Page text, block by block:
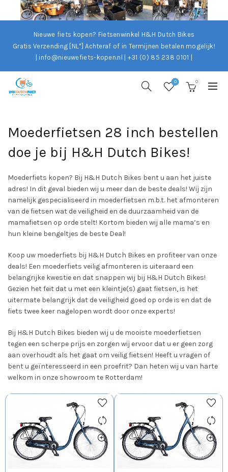
Nieuwe fiets kopen? Fietsenwinkel H&H Dutch Bikes
Gratis Verzending [NL*] Achteraf of in Termijnen betalen mogelijk!
| info@nieuwefiets-kopen.nl | +31 (0) 85 238 0101 |
0 0
Moederfietsen 28 inch bestellen
doe je bij H&H Dutch Bikes!
Moederfiets kopen? Bij H&H Dutch Bikes bent u aan het juiste
adres! In dit geval bieden wij u meer dan de beste deals! Wij zijn
namelijk gespecialiseerd in moederfietsen m.b.t. het afmonteren
van de fietsen wat de veiligheid en de duurzaamheid van de
mamafietsen op orde stelt! Kortom bieden wij alle mama’s en
hun kleine bengeltjes de beste Deal!
Koop uw moederfiets bij H&H Dutch Bikes en profiteer van onze
deals! Een moederfiets veilig afmonteren is uiteraard een
belangrijke kwestie en dat snappen wij bij H&H Dutch Bikes!
Gezien het feit dat u met een kleintje(s) gaat fietsen, is het
uitermate belangrijk dat de veiligheid goed op orde is en dat de
fiets twee keer nagelopen wordt door onze experts!
Bij H&H Dutch Bikes bieden wij u de mooiste moederfietsen
tegen een scherpe prijs en zorgen wij ervoor dat u er geen zorg
aan overhoudt als het gaat om veilig fietsen! Heeft u vragen of
bent u geïnteresseerd in een proefrit? Dan heten wij u van harte
welkom in onze showroom te Rotterdam!